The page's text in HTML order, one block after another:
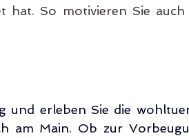
hat. So motivieren Sie auch
und erleben Sie die
am Main. Ob zur